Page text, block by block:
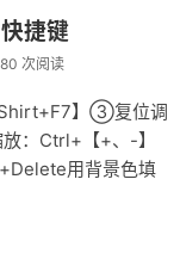
捷键
次阅读
】③复位调
：Ctrl+【+、-】
用背景色填